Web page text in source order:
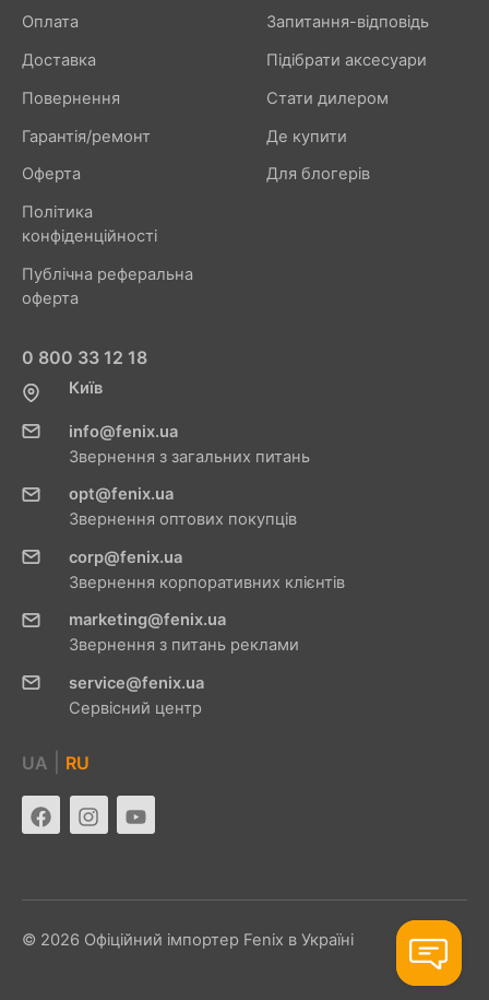
Оплата
Доставка
Повернення
Гарантія/ремонт
Оферта
Політика
конфіденційності
Публічна реферальна
оферта
Запитання-відповідь
Підібрати аксесуари
Стати дилером
Де купити
Для блогерів
0 800 33 12 18
Київ
info@fenix.ua
Звернення з загальних питань
opt@fenix.ua
Звернення оптових покупців
corp@fenix.ua
Звернення корпоративних клієнтів
marketing@fenix.ua
Звернення з питань реклами
service@fenix.ua
Сервісний центр
UA RU
© 2026 Офіційний імпортер Fenix ​​в Україні